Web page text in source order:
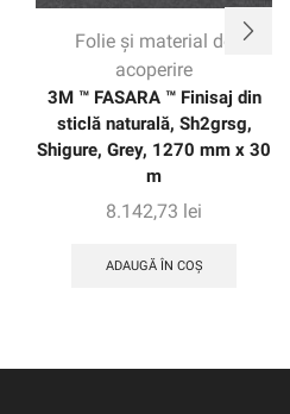
Folie și material de
acoperire
3M ™ FASARA ™ Finisaj din
sticlă naturală, Sh2grsg,
Shigure, Grey, 1270 mm x 30
m
8.142,73 lei
ADAUGĂ ÎN COȘ